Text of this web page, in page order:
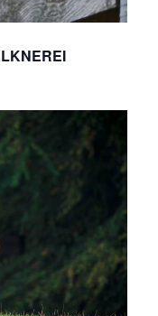
I
A
T
I
O
N